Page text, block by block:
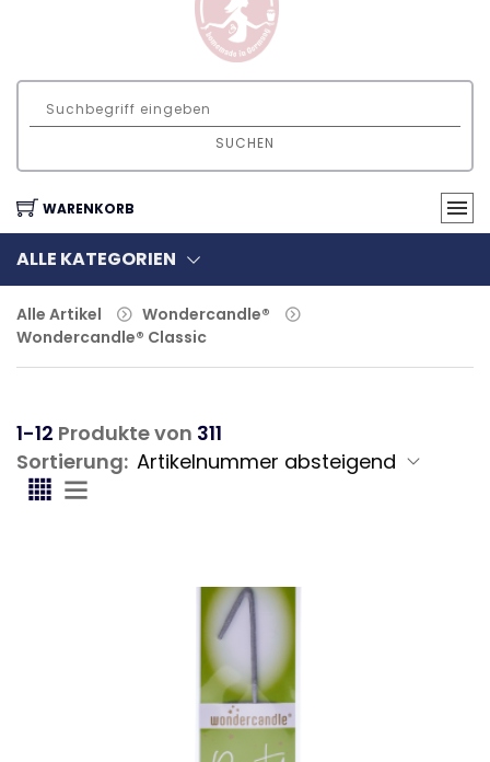
SUCHEN
WARENKORB
ALLE KATEGORIEN
Alle Artikel
Wondercandle®
Wondercandle® Classic
1-12 Produkte von 311
Sortierung: